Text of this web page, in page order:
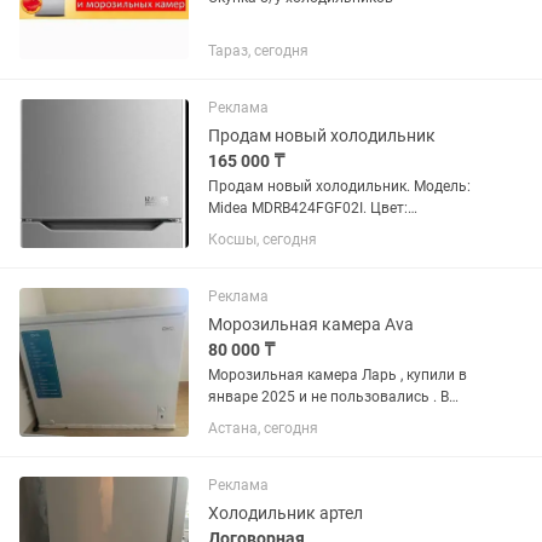
Тараз, сегодня
Реклама
Продам новый холодильник
165 000 ₸
Продам новый холодильник. Модель:
Midea MDRB424FGF02I. Цвет:
нержавеющая сталь. Можно
торговаться.
Косшы, сегодня
Реклама
Морозильная камера Ava
80 000 ₸
Морозильная камера Ларь , купили в
январе 2025 и не пользовались . В
отличном состоянии
Астана, сегодня
Реклама
Холодильник артел